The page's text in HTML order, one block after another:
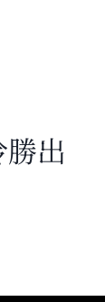
出